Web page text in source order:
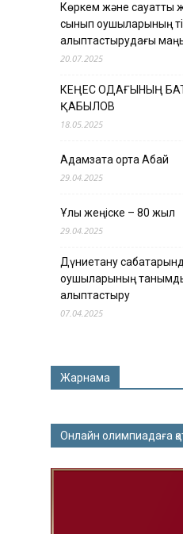
Көркем және сауатты
сынып оқушыларының
қалыптастырудағы
20.07.2025
КЕҢЕС ОДАҒЫНЫҢ
ҚАБЫЛОВ
18.05.2025
Адамзатқа ортақ Абай
29.04.2025
Ұлы жеңіске – 80 жыл
29.04.2025
Дүниетану
оқушыларының
қалыптастыру
07.04.2025
Жарнама
Онлайн олимпиадаға